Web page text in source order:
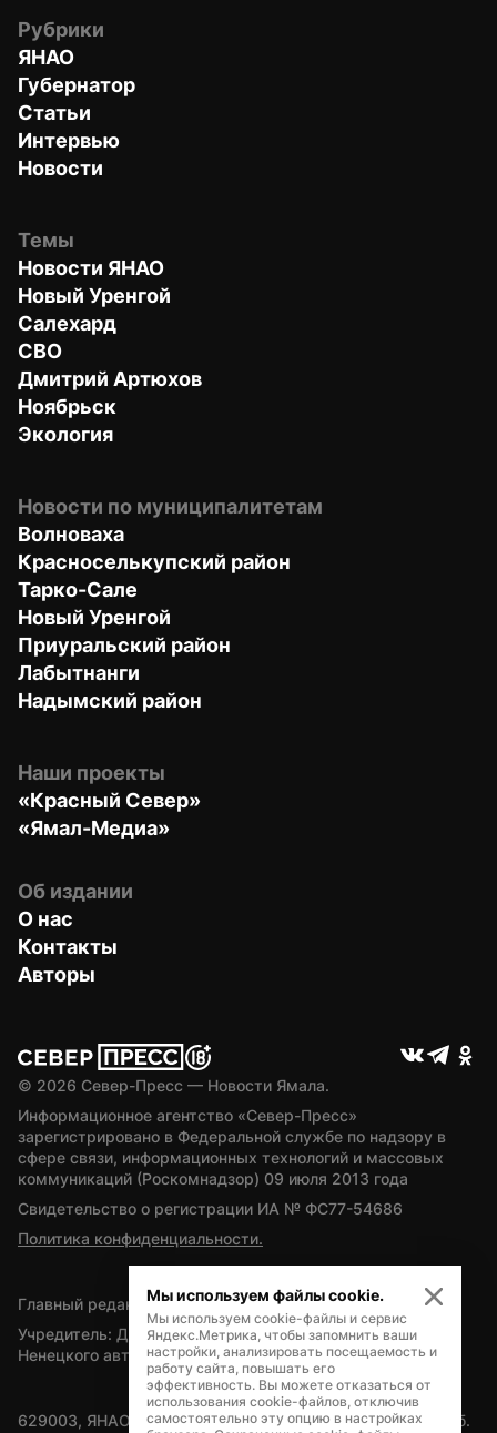
Рубрики
ЯНАО
Губернатор
Статьи
Интервью
Новости
Темы
Новости ЯНАО
Новый Уренгой
Салехард
СВО
Дмитрий Артюхов
Ноябрьск
Экология
Новости по муниципалитетам
Волноваха
Красноселькупский район
Тарко-Сале
Новый Уренгой
Приуральский район
Лабытнанги
Надымский район
Наши проекты
«Красный Север»
«Ямал-Медиа»
Об издании
О нас
Контакты
Авторы
© 2026 Север-Пресс — Новости Ямала.
Информационное агентство «Север-Пресс»
зарегистрировано в Федеральной службе по надзору в
сфере связи, информационных технологий и массовых
коммуникаций (Роскомнадзор) 09 июля 2013 года
Свидетельство о регистрации ИА № ФС77-54686
Политика конфиденциальности.
Главный редактор — А.Л. Поздеев
Учредитель: Департамент внутренней политики Ямало-
Ненецкого автономного округа
629003, ЯНАО, Салехард, мкр. Богдана Кнунянца, д.1, каб.
Мы используем файлы cookie.
Мы используем cookie-файлы и сервис
Яндекс.Метрика, чтобы запомнить ваши
настройки, анализировать посещаемость и
работу сайта, повышать его
эффективность. Вы можете отказаться от
использования cookie-файлов, отключив
самостоятельно эту опцию в настройках